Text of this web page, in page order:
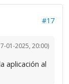
#17
01-2025, 20:00)
aplicación al